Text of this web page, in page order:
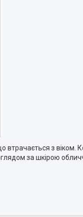
втрачається з віком.
за шкірою